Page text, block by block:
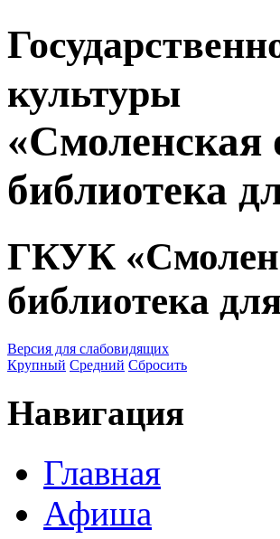
культуры
«Смоленская
библиотека
ГКУК
библиотека
Версия для слабовидящих
Крупный Средний Сбросить
Навигация
Главная
Афиша